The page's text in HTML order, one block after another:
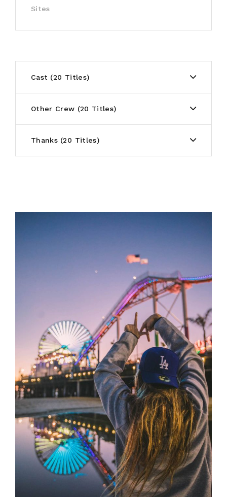
Sites
Cast 20 Titles
Other Crew 20 Titles
Thanks 20 Titles